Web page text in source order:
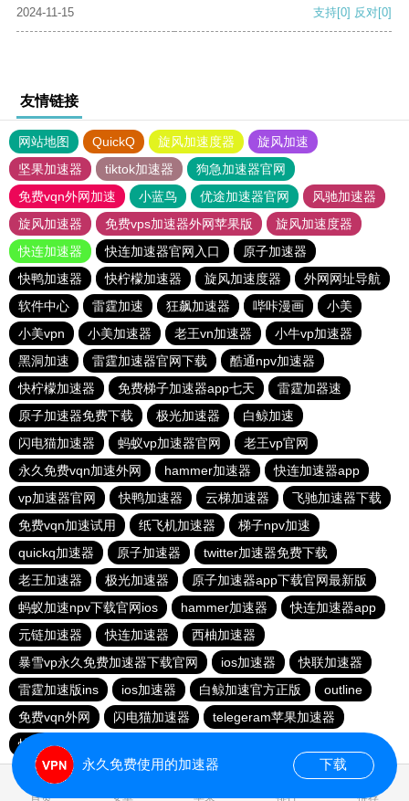
2024-11-15
支持[0] 反对[0]
友情链接
网站地图 QuickQ 旋风加速度器
旋风加速
坚果加速器
tiktok加速器
狗急加速器官网
免费vqn外网加速
小蓝鸟 优途加速器官网
风驰加速器
旋风加速器
免费vps加速器外网苹果版
旋风加速度器
快连加速器
快连加速器官网入口
原子加速器
快鸭加速器
快柠檬加速器 旋风加速度器
外网网址导航
软件中心
雷霆加速 狂飙加速器 哔咔漫画
小美
小美vpn
小美加速器 老王vn加速器
小牛vp加速器
黑洞加速
雷霆加速器官网下载
酷通npv加速器
快柠檬加速器
免费梯子加速器app七天
雷霆加器速
原子加速器免费下载
极光加速器
白鲸加速
闪电猫加速器
蚂蚁vp加速器官网
老王vp官网
永久免费vqn加速外网
hammer加速器
快连加速器app
vp加速器官网
快鸭加速器 云梯加速器
飞驰加速器下载
免费vqn加速试用
纸飞机加速器
梯子npv加速
quickq加速器
原子加速器
twitter加速器免费下载
老王加速器
极光加速器
原子加速器app下载官网最新版
蚂蚁加速npv下载官网ios
hammer加速器
快连加速器app
元链加速器
快连加速器
西柚加速器
暴雪vp永久免费加速器下载官网
ios加速器
快联加速器
雷霆加速版ins
ios加速器 白鲸加速官方正版
outline
免费vqn外网
闪电猫加速器
telegeram苹果加速器
快连lets加速器
首页 安卓 苹果 排行 推荐
永久免费使用的加速器 下载
0.046676s